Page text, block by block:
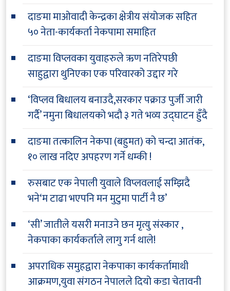
दाङमा माओवादी केन्द्रका क्षेत्रीय संयोजक सहित
५० नेता-कार्यकर्ता नेकपामा समाहित
दाङमा विप्लवका युवाहरुले ऋण नतिरेपछी
साहुद्वारा थुनिएका एक परिवारको उद्दार गरे
‘विप्लव बिधालय बनाउदै,सरकार पक्राउ पुर्जी जारी
गर्दै’ नमुना बिधालयको भदौ ३ गते भव्य उद्घाटन हुँदै
दाङमा तत्कालिन नेकपा (बहुमत) को चन्दा आतंक,
१० लाख नदिए अपहरण गर्ने धम्की !
रुसबाट एक नेपाली युवाले विप्लवलाई सम्झिदै
भने‘म टाढा भएपनि मन मुटुमा पार्टी नै छ’
‘सी’ जातीले यसरी मनाउने छन मृत्यु संस्कार ,
नेकपाका कार्यकर्ताले लागु गर्न थाले!
अपराधिक समुहद्वारा नेकपाका कार्यकर्तामाथी
आक्रमण,युवा संगठन नेपालले दियो कडा चेतावनी